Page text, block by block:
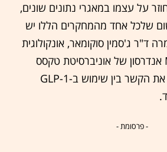
על עצמו במאגרי נתונים שונים,
שלכל אחד מהמחקרים הללו יש
ד"ר ג'סמין סוקומאר, אונקולוגית
שד במרכז הסרטן MD אנדרסון של אוניברסיטת טקסס
וחוקרת במחקר שבחן את הקשר בין שימוש ב-GLP-1
- פרסומת -